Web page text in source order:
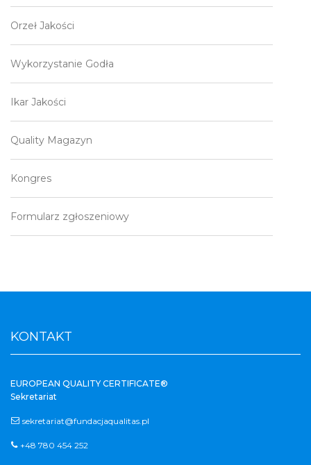
Orzeł Jakości
Wykorzystanie Godła
Ikar Jakości
Quality Magazyn
Kongres
Formularz zgłoszeniowy
KONTAKT
EUROPEAN QUALITY CERTIFICATE®
Sekretariat
sekretariat@fundacjaqualitas.pl
+48 780 454 252